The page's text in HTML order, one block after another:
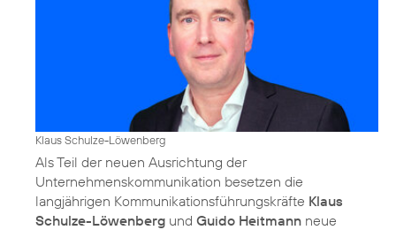
Klaus Schulze-Löwenberg
Als Teil der neuen Ausrichtung der
Unternehmenskommunikation besetzen die
langjährigen Kommunikationsführungskräfte Klaus
Schulze-Löwenberg und Guido Heitmann neue